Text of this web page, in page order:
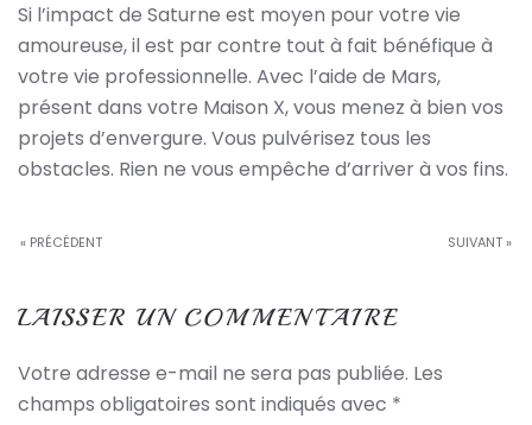
Si l’impact de Saturne est moyen pour votre vie
amoureuse, il est par contre tout à fait bénéfique à
votre vie professionnelle. Avec l’aide de Mars,
présent dans votre Maison X, vous menez à bien vos
projets d’envergure. Vous pulvérisez tous les
obstacles. Rien ne vous empêche d’arriver à vos fins.
« PRÉCÉDENT SUIVANT »
LAISSER UN COMMENTAIRE
Votre adresse e-mail ne sera pas publiée. Les
champs obligatoires sont indiqués avec *